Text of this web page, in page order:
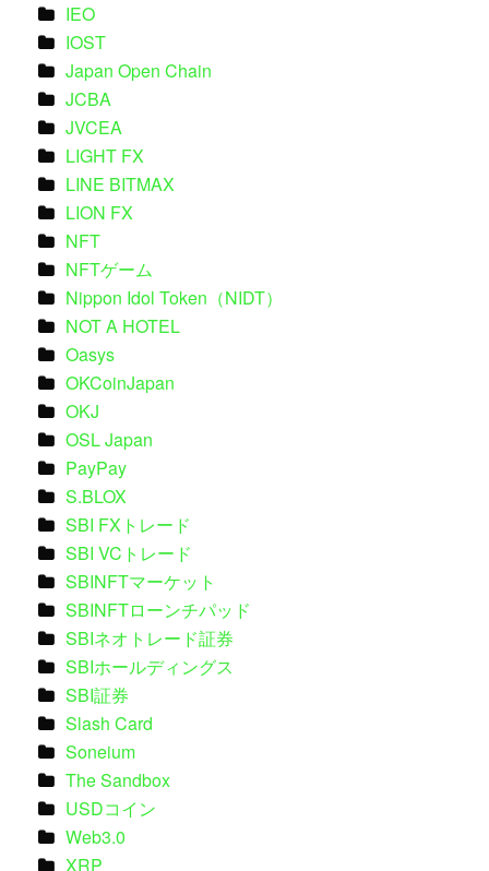
IEO
IOST
Japan Open Chain
JCBA
JVCEA
LIGHT FX
LINE BITMAX
LION FX
NFT
NFTゲーム
Nippon Idol Token（NIDT）
NOT A HOTEL
Oasys
OKCoinJapan
OKJ
OSL Japan
PayPay
S.BLOX
SBI FXトレード
SBI VCトレード
SBINFTマーケット
SBINFTローンチパッド
SBIネオトレード証券
SBIホールディングス
SBI証券
Slash Card
Soneium
The Sandbox
USDコイン
Web3.0
XRP